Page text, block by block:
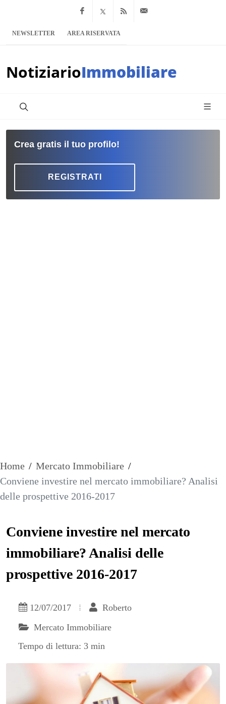
Facebook
x.com Feed RSS
NEWSLETTER AREA RISERVATA
NotiziarioImmobiliare
Crea gratis il tuo profilo!
REGISTRATI
Home / Mercato Immobiliare /
Conviene investire nel mercato immobiliare? Analisi
delle prospettive 2016-2017
Conviene investire nel mercato
immobiliare? Analisi delle
prospettive 2016-2017
12/07/2017
Roberto
Mercato Immobiliare
Tempo di lettura: 3 min